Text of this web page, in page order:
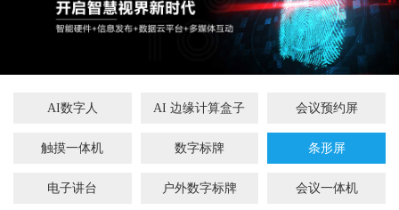
AI数字人 AI 边缘计算盒子 会议预约屏
触摸一体机 数字标牌 条形屏
电子讲台 户外数字标牌 会议一体机